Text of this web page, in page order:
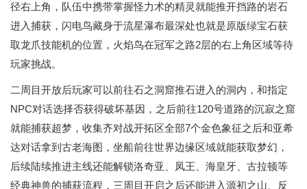
径右上角，队伍中携带掌握怪力术的精灵就能推开挡路的岩石
进入捕获，闪电鸟藏身于流星瀑布最深处也就是原版绿宝石获
取龙爪技能机的位置，火焰鸟在冠军之路2层的右上角区域等待
玩家挑战。
二周目开放后玩家可以前往石之洞窟推石进入的洞内，和指定
NPC对话选择否获得破坏基因，之后前往120号道路的沉寂之窟
就能捕获超梦，收集齐对战开拓区全部7个金色象征之后和亚希
达对话拿到古老海图，坐船前往世界边缘区域就能获取梦幻，
后续陆续推进主线还能解锁洛奇亚、凤王、海皇牙、古拉顿等
经典神兽的捕获流程，三周目开启之后还能进入源初之山、反